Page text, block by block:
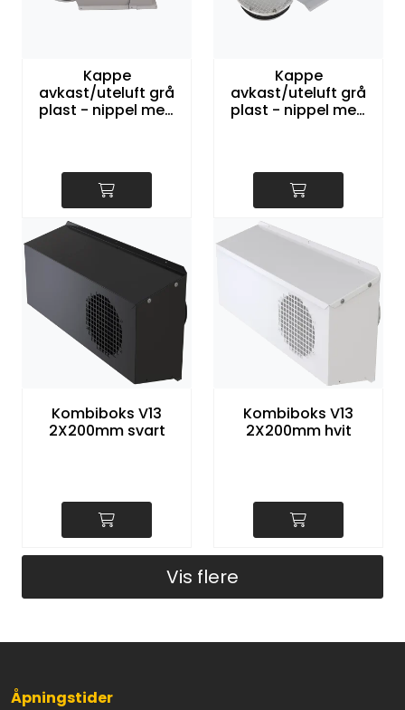
Kappe
avkast/uteluft grå
plast - nippel med
Kappe
avkast/uteluft grå
plast - nippel med
Kombiboks V13
2X200mm svart
Kombiboks V13
2X200mm hvit
Vis flere
Åpningstider